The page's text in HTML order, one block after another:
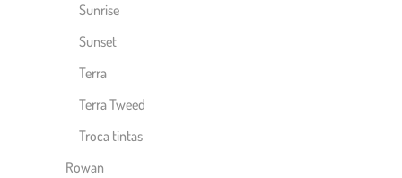
Sunrise
Sunset
Terra
Terra Tweed
Troca tintas
Rowan